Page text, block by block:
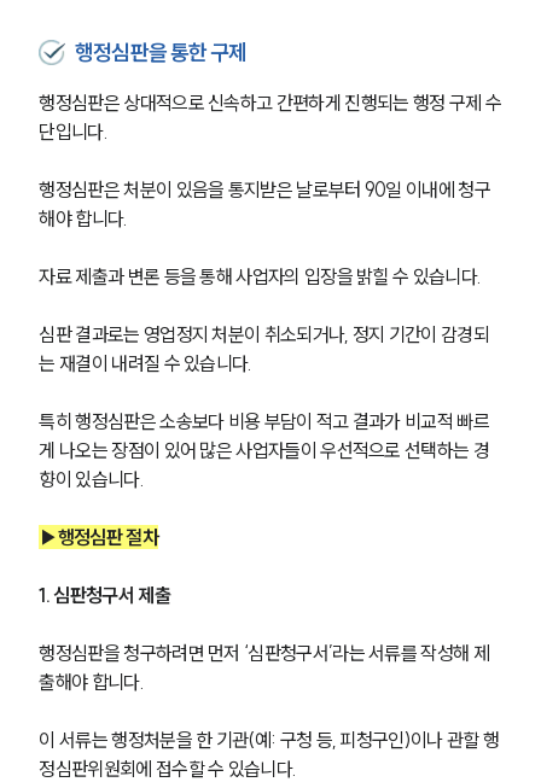
행정심판을 통한 구제
행정심판은 상대적으로 신속하고 간편하게 진행되는 행정 구제 수
단입니다.
행정심판은 처분이 있음을 통지받은 날로부터 90일 이내에 청구
해야 합니다.
자료 제출과 변론 등을 통해 사업자의 입장을 밝힐 수 있습니다.
심판 결과로는 영업정지 처분이 취소되거나, 정지 기간이 감경되
는 재결이 내려질 수 있습니다.
특히 행정심판은 소송보다 비용 부담이 적고 결과가 비교적 빠르
게 나오는 장점이 있어 많은 사업자들이 우선적으로 선택하는 경
향이 있습니다.
▶행정심판 절차
1. 심판청구서 제출
행정심판을 청구하려면 먼저 ‘심판청구서’라는 서류를 작성해 제
출해야 합니다.
이 서류는 행정처분을 한 기관(예: 구청 등, 피청구인)이나 관할 행
정심판위원회에 접수할 수 있습니다.